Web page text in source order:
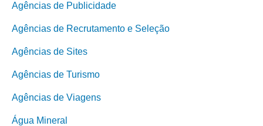
Agências de Publicidade
Agências de Recrutamento e Seleção
Agências de Sites
Agências de Turismo
Agências de Viagens
Água Mineral